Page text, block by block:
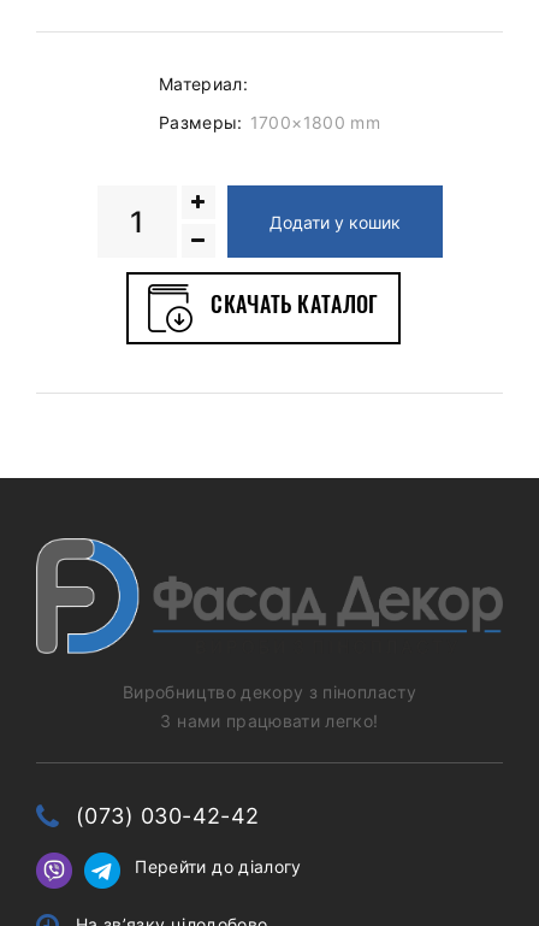
Материал:
Размеры: 1700×1800 mm
Обрамлення
кількість
Додати у кошик
СКАЧАТЬ КАТАЛОГ
Виробництво декору з пінопласту
З нами працювати легко!
(073) 030-42-42
Перейти до діалогу